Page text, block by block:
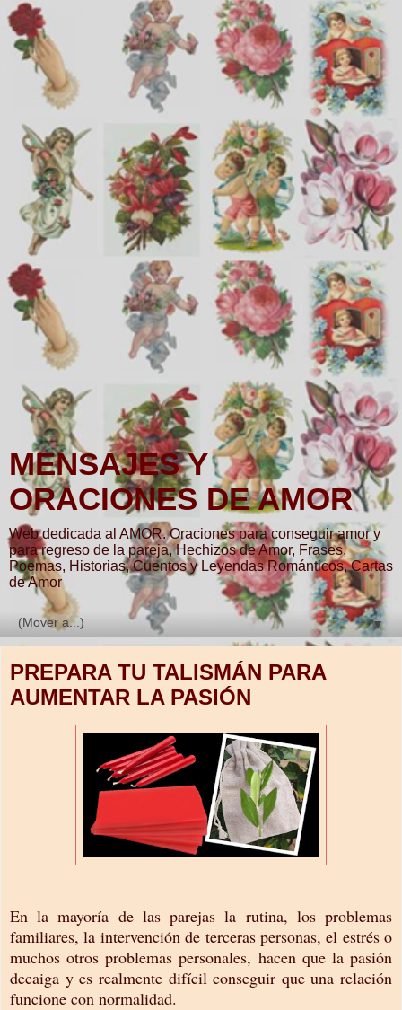
MENSAJES Y
ORACIONES DE AMOR
Web dedicada al AMOR. Oraciones para conseguir amor y
para regreso de la pareja, Hechizos de Amor, Frases,
Poemas, Historias, Cuentos y Leyendas Románticos, Cartas
de Amor
▼
PREPARA TU TALISMÁN PARA
AUMENTAR LA PASIÓN
En la mayoría de las parejas la rutina, los problemas
familiares, la intervención de terceras personas, el estrés o
muchos otros problemas personales, hacen que la pasión
decaiga y es realmente difícil conseguir que una relación
funcione con normalidad.